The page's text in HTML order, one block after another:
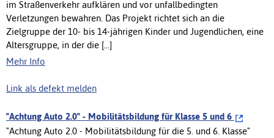
im Straßenverkehr aufklären und vor unfallbedingten
Verletzungen bewahren. Das Projekt richtet sich an die
Zielgruppe der 10- bis 14-jährigen Kinder und Jugendlichen, eine
Altersgruppe, in der die [...]
Mehr Info
Link als defekt melden
"Achtung Auto 2.0" - Mobilitätsbildung für Klasse 5 und 6
"Achtung Auto 2.0 - Mobilitätsbildung für die 5. und 6. Klasse"